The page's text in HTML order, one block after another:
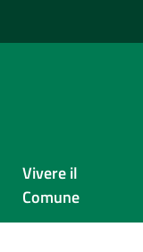
Vivere il
Comune